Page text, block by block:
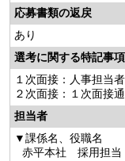
応募書類の返戻
あり
選考に関する特記事項
１次面接：人事担当
２次面接：１次面接
担当者
課係名、役職名
赤平本社 採用担当